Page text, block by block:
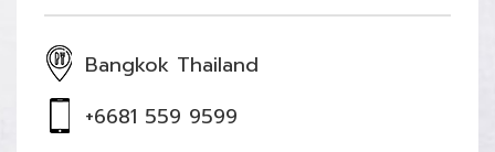
Bangkok Thailand
+6681 559 9599